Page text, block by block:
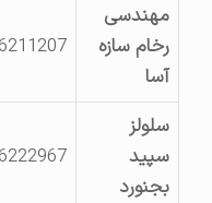
مهندسی
رخام سازه
5836211207
سلولز
سپید
بجنورد
5836222967